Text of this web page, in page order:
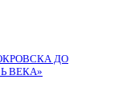
ДО
ВЕКА»